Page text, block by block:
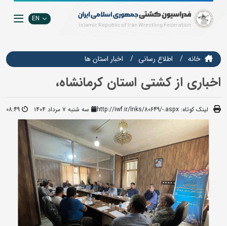
EN
خانه اطلاع رسانی اخبار استان ها
اخباری از کشتی استان کرمانشاه،
لینک کوتاه: http://iwf.ir/lnks/80649/-.aspx سه شنبه ۷ مرداد ۱۴۰۴ 08:49